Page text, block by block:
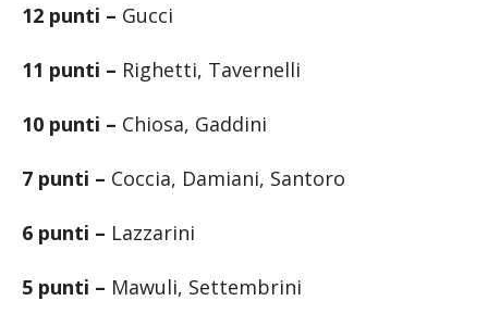
12 punti – Gucci
11 punti – Righetti, Tavernelli
10 punti – Chiosa, Gaddini
7 punti – Coccia, Damiani, Santoro
6 punti – Lazzarini
5 punti – Mawuli, Settembrini